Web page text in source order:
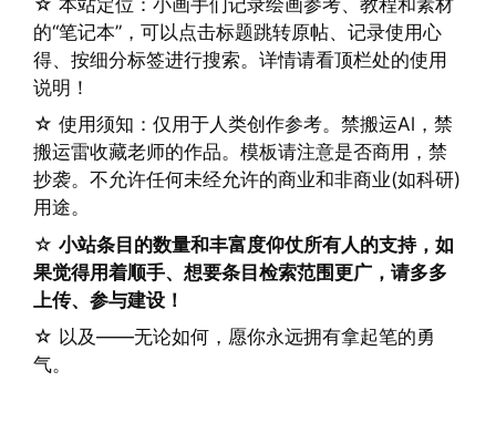
的“笔记本”，可以点击标题跳转原帖、记录使用心
得、按细分标签进行搜索。详情请看顶栏处的使用
说明！
☆ 使用须知：仅用于人类创作参考。禁搬运Al，禁
搬运雷收藏老师的作品。模板请注意是否商用，禁
抄袭。不允许任何未经允许的商业和非商业(如科研)
用途。
☆ 小站条目的数量和丰富度仰仗所有人的支持，如
果觉得用着顺手、想要条目检索范围更广，请多多
上传、参与建设！
☆ 以及——无论如何，愿你永远拥有拿起笔的勇
气。